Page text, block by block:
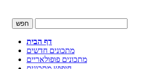
דף הבית
מתכונים חדשים
מתכונים פופולאריים